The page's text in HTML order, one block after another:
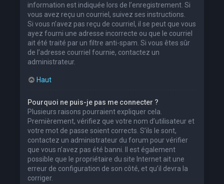
information est indiquée lors de l’enregistrement. Si
vous avez reçu un courriel, suivez ses instructions.
Si vous n’avez pas reçu de courriel, il se peut que vous
ayez fourni une adresse incorrecte ou que le courriel
ait été traité par un filtre anti-spam. Si vous êtes sûr
de l’adresse courriel fournie, contactez un
administrateur.
Haut
Pourquoi ne puis-je pas me connecter ?
Plusieurs raisons pourraient expliquer cela.
Premièrement, vérifiez que votre nom d’utilisateur et
votre mot de passe soient corrects. S’ils le sont,
contactez un administrateur du forum pour vérifier
que vous n’avez pas été banni. Il est également
possible que le propriétaire du site Internet ait une
erreur de configuration de son côté, et qu’il devra la
corriger.